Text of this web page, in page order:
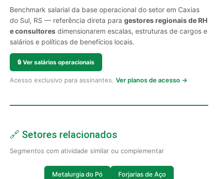
Benchmark salarial da base operacional do setor em Caxias
do Sul, RS — referência direta para gestores regionais de RH
e consultores dimensionarem escalas, estruturas de cargos e
salários e políticas de benefícios locais.
🔒 Ver salários operacionais
Acesso exclusivo para assinantes. Ver planos de acesso →
🔗 Setores relacionados
Segmentos com atividade similar ou complementar
Metalurgia do Pó Forjarias de Aço